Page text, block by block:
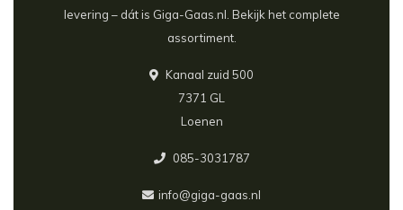
levering – dát is Giga-Gaas.nl. Bekijk het complete
assortiment.
Kanaal zuid 500
7371 GL
Loenen
085-3031787
info@giga-gaas.nl